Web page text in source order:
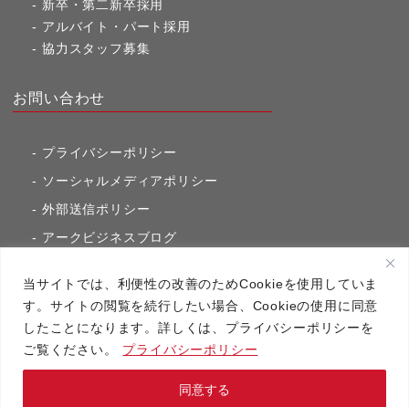
当サイトでは、利便性の改善のためCookieを使用していま
す。サイトの閲覧を続行したい場合、Cookieの使用に同意
したことになります。詳しくは、プライバシーポリシーを
ご覧ください。
プライバシーポリシー
同意する
新卒・第二新卒採用
アルバイト・パート採用
協力スタッフ募集
お問い合わせ
プライバシーポリシー
ソーシャルメディアポリシー
外部送信ポリシー
アークビジネスブログ
アーク・コミュニケーションズ
Copyright（C）2020 アーク・コミュニケーションズ All RightsReserved.